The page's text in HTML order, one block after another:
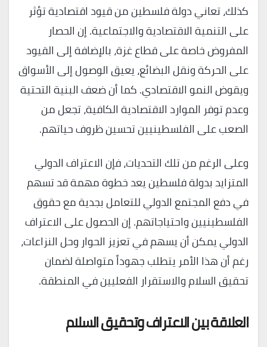
كذلك، تعاني دولة فلسطين من قيود اقتصادية تؤثر
على التنمية الاقتصادية والاجتماعية. إن الحصار
المفروض خاصة على قطاع غزة، بالإضافة إلى القيود
على الحركة ونقل البضائع، يعيق الوصول إلى الأسواق
ويقوض النمو الاقتصادي. كما أن ضعف البنية التحتية
وعدم توفر الموارد الاقتصادية الكافية، تجعل من
الصعب على الفلسطينيين تحسين ظروف حياتهم.
وعلى الرغم من تلك التحديات، فإن الاعتراف الدولي
المتزايد بدولة فلسطين يعد خطوة مهمة قد تسهم
في دفع المجتمع الدولي للتعامل بجدية مع حقوق
الفلسطينيين واحتياجاتهم. إن الحصول على الاعتراف
الدولي يمكن أن يسهم في تعزيز الحوار وحل النزاعات،
رغم أن هذا الأمر يتطلب جهوداً متواصلة لضمان
تحقيق السلام والاستقرار الفعليين في المنطقة.
العلاقة بين الاعتراف وتحقيق السلام